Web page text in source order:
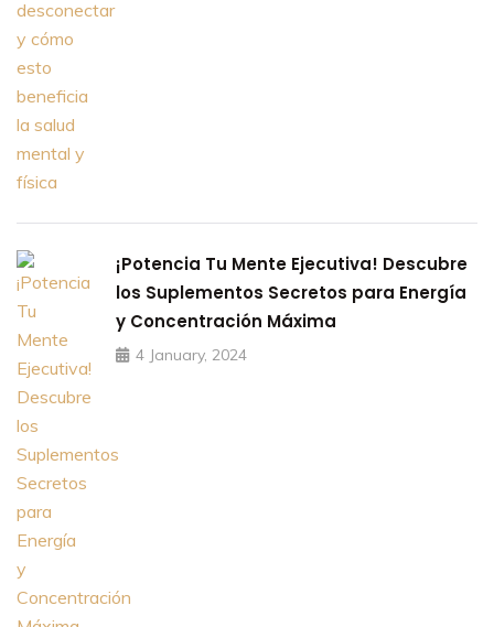
¡Potencia Tu Mente Ejecutiva! Descubre
los Suplementos Secretos para Energía
y Concentración Máxima
4 January, 2024